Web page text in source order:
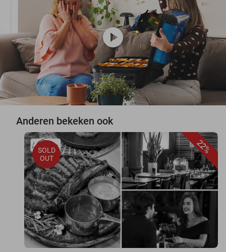
play_circle
Anderen bekeken ook
22%
SOLD
OUT